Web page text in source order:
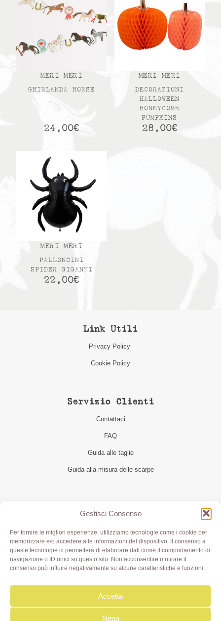
Gestisci Consenso
Per fornire le migliori esperienze, utilizziamo tecnologie come i cookie per
memorizzare e/o accedere alle informazioni del dispositivo. Il consenso a
queste tecnologie ci permetterà di elaborare dati come il comportamento di
navigazione o ID unici su questo sito. Non acconsentire o ritirare il
consenso può influire negativamente su alcune caratteristiche e funzioni.
Accetta
Nega
MERI MERI
GHIRLANDA HORSE
24,00€
MERI MERI
DECORAZIONI
HALLOWEEN
HONEYCOMB
PUMPKINS
28,00€
MERI MERI
PALLONCINI
SPIDER GIGANTI
22,00€
Link Utili
Privacy Policy
Cookie Policy
Servizio Clienti
Contattaci
FAQ
Guida alle taglie
Guida alla misura delle scarpe
Seguici
Olivia di Aimi Roberta | Borgo XX Marzo 6/c Parma | P.IVA
IT02499000343 - REA PR 245283 | © 2020 Olivialab. All
Rights Reserved.